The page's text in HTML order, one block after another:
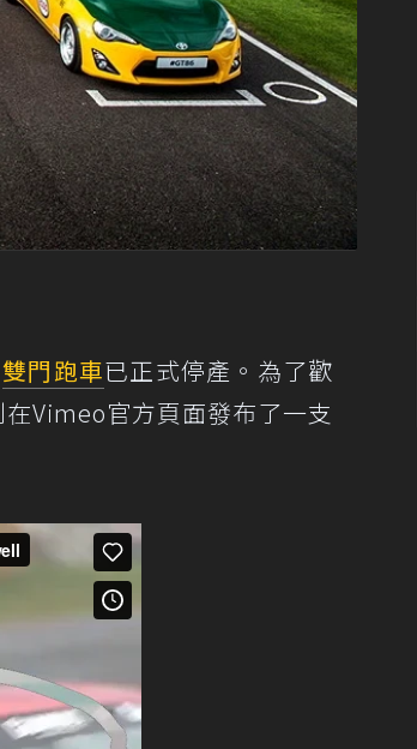
雙門跑車已正式停產。為了歡
Vimeo官方頁面發布了一支